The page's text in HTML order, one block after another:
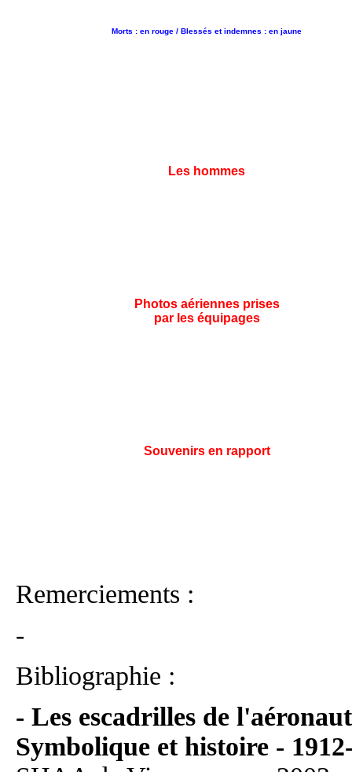
Morts : en rouge / Blessés et indemnes : en jaune
Les hommes
Photos aériennes prises
par les équipages
Souvenirs en rapport
Remerciements :
-
Bibliographie :
- Les escadrilles de
Symbolique et histoire -